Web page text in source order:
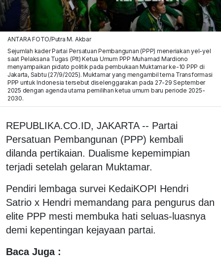
ANTARA FOTO/Putra M. Akbar
Sejumlah kader Partai Persatuan Pembangunan (PPP) meneriakan yel-yel
saat Pelaksana Tugas (Plt) Ketua Umum PPP Muhamad Mardiono
menyampaikan pidato politik pada pembukaan Muktamar ke-10 PPP di
Jakarta, Sabtu (27/9/2025). Muktamar yang mengambil tema Transformasi
PPP untuk Indonesia tersebut diselenggarakan pada 27-29 September
2025 dengan agenda utama pemilihan ketua umum baru periode 2025-
2030.
REPUBLIKA.CO.ID, JAKARTA -- Partai
Persatuan Pembangunan (PPP) kembali
dilanda pertikaian. Dualisme kepemimpian
terjadi setelah gelaran Muktamar.
Pendiri lembaga survei KedaiKOPI Hendri
Satrio x Hendri memandang para pengurus dan
elite PPP mesti membuka hati seluas-luasnya
demi kepentingan kejayaan partai.
Baca Juga :